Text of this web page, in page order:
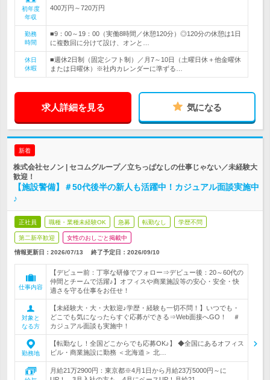
初年度
年収
400万円～720万円
勤務
時間
■9：00～19：00（実働8時間／休憩120分）◎120分の休憩は1日
に複数回に分けて設け、オンと…
休日
休暇
■週休2日制（固定シフト制）／月7～10日（土曜日休＋他金曜休
または日曜休）※社内カレンダーに準ずる…
求人詳細を見る 気になる
新着
株式会社セノン | セコムグループ／立ちっぱなしの仕事じゃない／未経験大
歓迎！
【施設警備】＃50代後半の新人も活躍中！カジュアル面談実施中
♪
正社員 職種・業種未経験OK 急募 転勤なし 学歴不問
第二新卒歓迎 女性のおしごと掲載中
情報更新日：2026/07/13 終了予定日： 2026/09/10
仕事内容
【デビュー前：丁寧な研修でフォロー⇒デビュー後：20～60代の
仲間とチームで活躍♪】オフィスや商業施設等の安心・安全・快
適さを守る仕事をお任せ！
対象と
なる方
【未経験大・大・大歓迎♪学歴・経験も一切不問！】いつでも・
どこでも気になったらすぐ応募ができる⇒Web面接へGO！ ＃
カジュアル面談も実施中！
勤務地
【転勤なし！全国どこからでも応募OK♪】 ◆全国にあるオフィス
ビル・商業施設に勤務 ＜北海道＞ 北…
月給21万2900円：東京都※4月1日から月給23万5000円～に